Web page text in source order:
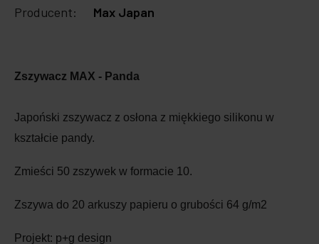
Producent:
Max Japan
Zszywacz MAX - Panda
Japoński zszywacz z osłona z miękkiego silikonu w
kształcie pandy.
Zmieści 50 zszywek w formacie 10.
Zszywa do 20 arkuszy papieru o grubości 64 g/m2
Projekt: p+g design